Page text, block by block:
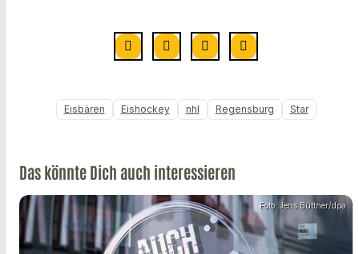
Eisbären Eishockey nhl Regensburg Star
Das könnte Dich auch interessieren
Foto: Jens Büttner/dpa